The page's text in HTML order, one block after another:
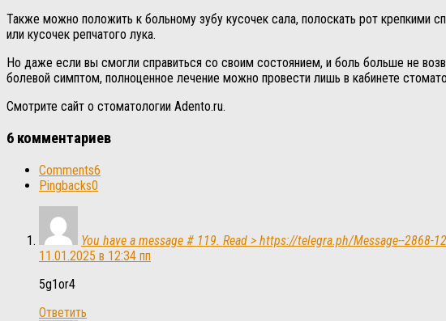
Также можно положить к больному зубу кусочек сала, полоскать рот крепкими
или кусочек репчатого лука.
Но даже если вы смогли справиться со своим состоянием, и боль больше не
болевой симптом, полноценное лечение можно провести лишь в кабинете
Смотрите сайт о стоматологии Adento.ru.
6 комментариев
Comments6
Pingbacks0
You have a message # 119. Read > https://telegra.ph/Message--2868-
11.01.2025 в 12:34 пп
5g1or4
Ответить